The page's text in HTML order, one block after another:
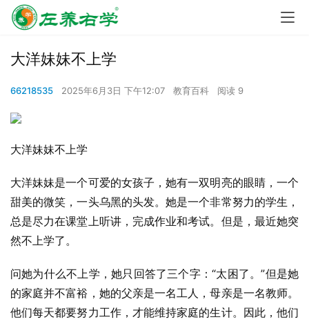
大洋妹妹不上学
66218535 2025年6月3日 下午12:07 教育百科 阅读 9
大洋妹妹不上学
大洋妹妹是一个可爱的女孩子，她有一双明亮的眼睛，一个
甜美的微笑，一头乌黑的头发。她是一个非常努力的学生，
总是尽力在课堂上听讲，完成作业和考试。但是，最近她突
然不上学了。
问她为什么不上学，她只回答了三个字：“太困了。”但是她
的家庭并不富裕，她的父亲是一名工人，母亲是一名教师。
他们每天都要努力工作，才能维持家庭的生计。因此，他们